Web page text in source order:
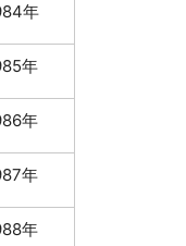
年
年
年
年
年